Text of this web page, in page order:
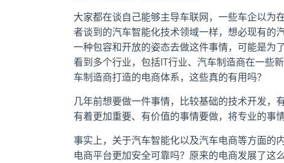
大家都在谈自己能够主导车联网，一些车企以为
者谈到的汽车智能化技术领域一样，想必现有的
一种包容和开放的姿态去做这件事情，可能是为
看到多个行业，包括IT行业、汽车制造商在一些
车制造商打造的电商体系，这些真的有用吗？
几年前想要做一件事情，比较基础的技术开发，
有着更加重要、有价值的事情要做，将专业的事
事实上，关于汽车智能化以及汽车电商等方面的
电商平台更加安全可靠吗？原来的电商发展了这